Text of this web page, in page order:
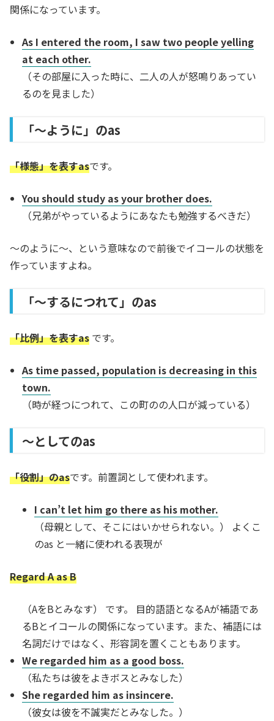
関係になっています。
As I entered the room, I saw two people yelling
at each other.
（その部屋に入った時に、二人の人が怒鳴りあってい
るのを見ました）
「～ように」のas
「様態」を表すasです。
You should study as your brother does.
（兄弟がやっているようにあなたも勉強するべきだ）
～のように～、という意味なので前後でイコールの状態を
作っていますよね。
「～するにつれて」のas
「比例」を表すas です。
As time passed, population is decreasing in this
town.
（時が経つにつれて、この町のの人口が減っている）
～としてのas
「役割」のasです。前置詞として使われます。
I can’t let him go there as his mother.
（母親として、そこにはいかせられない。） よくこ
のas と一緒に使われる表現が
Regard A as B
（AをBとみなす） です。 目的語語となるAが補語であ
るBとイコールの関係になっています。また、補語には
名詞だけではなく、形容詞を置くこともあります。
We regarded him as a good boss.
（私たちは彼をよきボスとみなした）
She regarded him as insincere.
（彼女は彼を不誠実だとみなした。）